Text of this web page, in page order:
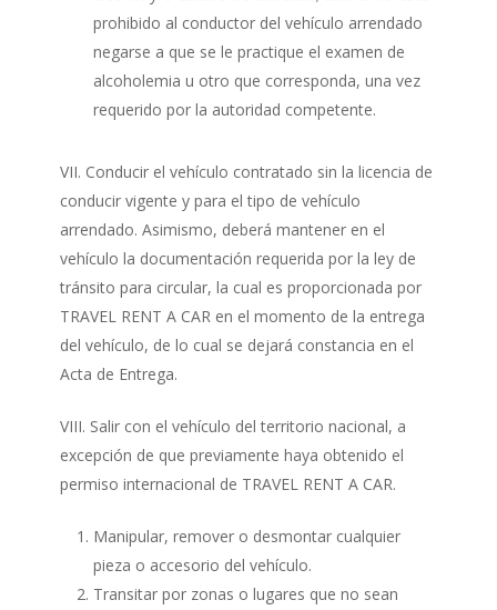
prohibido al conductor del vehículo arrendado
negarse a que se le practique el examen de
alcoholemia u otro que corresponda, una vez
requerido por la autoridad competente.
VII. Conducir el vehículo contratado sin la licencia de
conducir vigente y para el tipo de vehículo
arrendado. Asimismo, deberá mantener en el
vehículo la documentación requerida por la ley de
tránsito para circular, la cual es proporcionada por
TRAVEL RENT A CAR en el momento de la entrega
del vehículo, de lo cual se dejará constancia en el
Acta de Entrega.
VIII. Salir con el vehículo del territorio nacional, a
excepción de que previamente haya obtenido el
permiso internacional de TRAVEL RENT A CAR.
Manipular, remover o desmontar cualquier
pieza o accesorio del vehículo.
Transitar por zonas o lugares que no sean